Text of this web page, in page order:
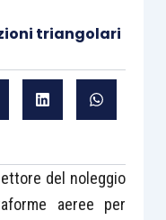
triangolari
del noleggio
aeree per